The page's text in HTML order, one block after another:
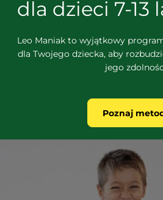
dla dzieci 7-13
Leo Maniak to wyjątkowy
dla Twojego dziecka, aby
jego
Poznaj